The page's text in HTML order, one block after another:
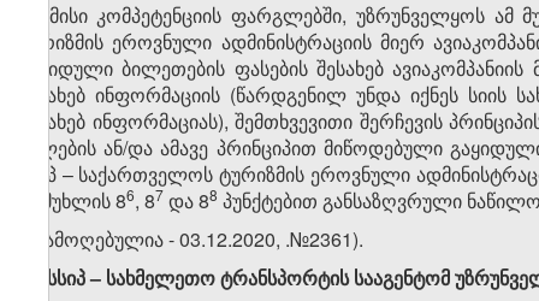
დ) მისი კომპეტენციის ფარგლებში, უზრუნველყოს ამ
ტურიზმის ეროვნული ადმინისტრაციის მიერ
გაყიდული ბილეთების ფასების შესახებ
შესახებ ინფორმაციის (წარდგენილ უნდა იქნეს
შესახებ ინფორმაციას), შემთხვევითი შერჩევის
ასლების ან/და ამავე პრინციპით მიწოდებული
სსიპ – საქართველოს ტურიზმის ეროვნული
ამ მუხლის 8​6, 8​7 და 8​8 პუნქტებით განსაზღვრული
ე) (ამოღებულია - 03.12.2020, .№2361).
. სსიპ – სახმელეთო ტრანსპორტის სააგენტომ